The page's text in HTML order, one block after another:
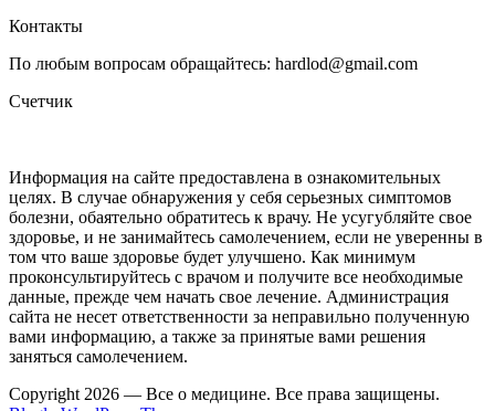
Контакты
По любым вопросам обращайтесь: hardlod@gmail.com
Счетчик
Информация на сайте предоставлена в ознакомительных
целях. В случае обнаружения у себя серьезных симптомов
болезни, обаятельно обратитесь к врачу. Не усугубляйте свое
здоровье, и не занимайтесь самолечением, если не уверенны в
том что ваше здоровье будет улучшено. Как минимум
проконсультируйтесь с врачом и получите все необходимые
данные, прежде чем начать свое лечение. Администрация
сайта не несет ответственности за неправильно полученную
вами информацию, а также за принятые вами решения
заняться самолечением.
Copyright 2026 — Все о медицине. Все права защищены.